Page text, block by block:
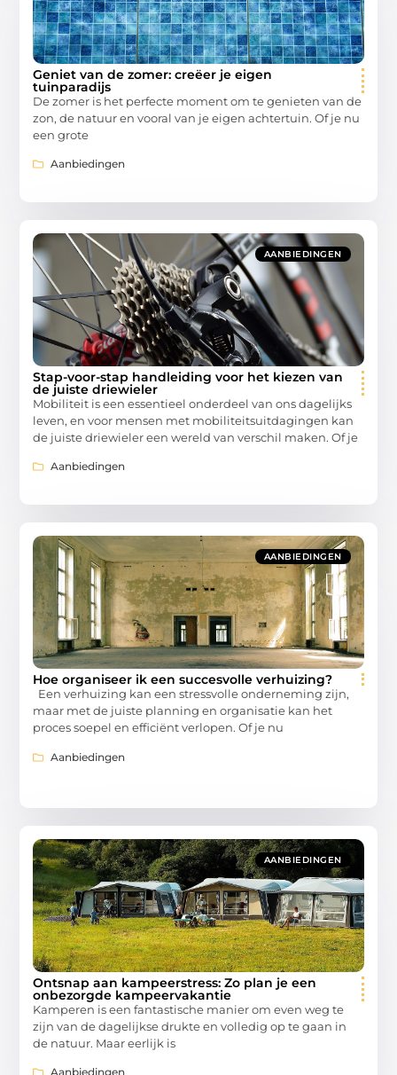
Geniet van de zomer: creëer je eigen
tuinparadijs
De zomer is het perfecte moment om te genieten van de
zon, de natuur en vooral van je eigen achtertuin. Of je nu
een grote
Aanbiedingen
AANBIEDINGEN
Stap-voor-stap handleiding voor het kiezen van
de juiste driewieler
Mobiliteit is een essentieel onderdeel van ons dagelijks
leven, en voor mensen met mobiliteitsuitdagingen kan
de juiste driewieler een wereld van verschil maken. Of je
Aanbiedingen
AANBIEDINGEN
Hoe organiseer ik een succesvolle verhuizing?
Een verhuizing kan een stressvolle onderneming zijn,
maar met de juiste planning en organisatie kan het
proces soepel en efficiënt verlopen. Of je nu
Aanbiedingen
AANBIEDINGEN
Ontsnap aan kampeerstress: Zo plan je een
onbezorgde kampeervakantie
Kamperen is een fantastische manier om even weg te
zijn van de dagelijkse drukte en volledig op te gaan in
de natuur. Maar eerlijk is
Aanbiedingen